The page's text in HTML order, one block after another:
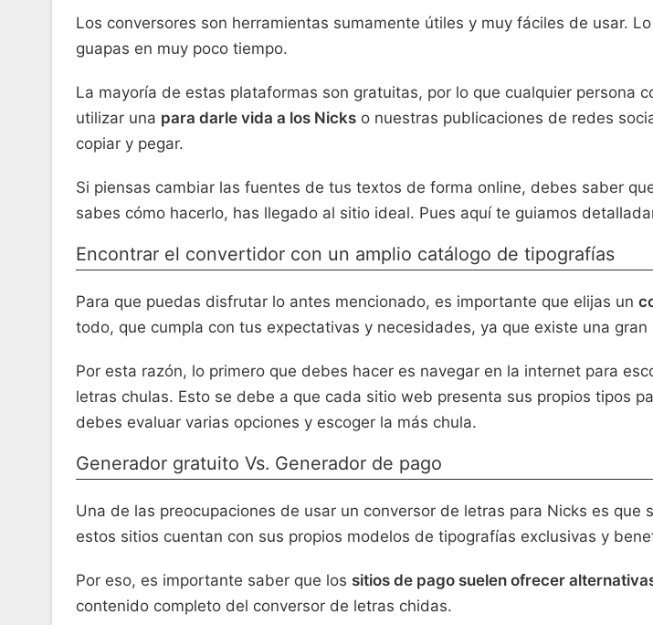
Los conversores son herramientas sumamente útiles y muy fáciles de usar.
guapas en muy poco tiempo.
La mayoría de estas plataformas son gratuitas, por lo que cualquier persona
utilizar una para darle vida a los Nickso nuestras publicaciones de redes
copiar y pegar.
Si piensas cambiar las fuentes de tus textos de forma online, debes saber
sabes cómo hacerlo, has llegado al sitio ideal. Pues aquí te guiamos
Encontrar el convertidor con un amplio catálogo de tipografías
Para que puedas disfrutar lo antes mencionado, es importante que elijas un
todo, que cumpla con tus expectativas y necesidades, ya que existe una
Por esta razón, lo primero que debes hacer es navegar en la internet para
letras chulas. Esto se debe a que cada sitio web presenta sus propios tipos
debes evaluar varias opciones y escoger la más chula.
Generador gratuito Vs. Generador de pago
Una de las preocupaciones de usar un conversor de letras para Nicks es
estos sitios cuentan con sus propios modelos de tipografías exclusivas y
Por eso, es importante saber que los sitios de pago suelen ofrecer
contenido completo del conversor de letras chidas.